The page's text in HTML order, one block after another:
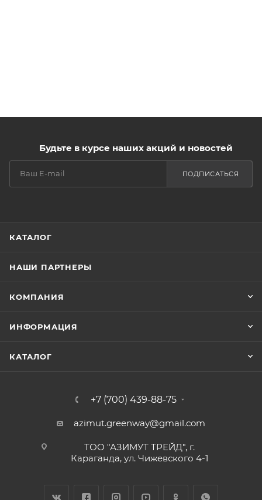
Будьте в курсе наших акций и новостей
ПОДПИСАТЬСЯ
КАТАЛОГ
НАШИ ПАРТНЕРЫ
КОМПАНИЯ
ИНФОРМАЦИЯ
КАТАЛОГ
+7 (700) 439-88-75
azimut.greenway@gmail.com
ТОО "АЗИМУТ ТРЕЙД", г.
Караганда, ул. Чижевского 4-1